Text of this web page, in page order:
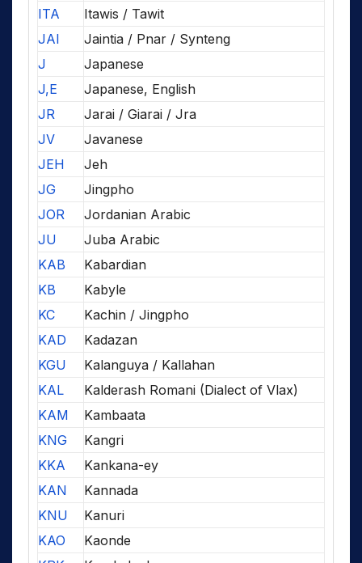
ITA
Itawis / Tawit
JAI
Jaintia / Pnar / Synteng
J
Japanese
J,E
Japanese, English
JR
Jarai / Giarai / Jra
JV
Javanese
JEH
Jeh
JG
Jingpho
JOR
Jordanian Arabic
JU
Juba Arabic
KAB
Kabardian
KB
Kabyle
KC
Kachin / Jingpho
KAD
Kadazan
KGU
Kalanguya / Kallahan
KAL
Kalderash Romani (Dialect of Vlax)
KAM
Kambaata
KNG
Kangri
KKA
Kankana-ey
KAN
Kannada
KNU
Kanuri
KAO
Kaonde